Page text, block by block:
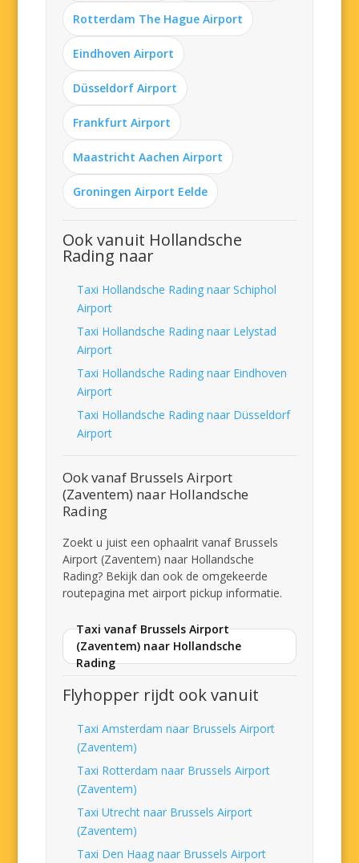
Rotterdam The Hague Airport
Eindhoven Airport
Düsseldorf Airport
Frankfurt Airport
Maastricht Aachen Airport
Groningen Airport Eelde
Ook vanuit Hollandsche
Rading naar
Taxi Hollandsche Rading naar Schiphol
Airport
Taxi Hollandsche Rading naar Lelystad
Airport
Taxi Hollandsche Rading naar Eindhoven
Airport
Taxi Hollandsche Rading naar Düsseldorf
Airport
Ook vanaf Brussels Airport
(Zaventem) naar Hollandsche
Rading
Zoekt u juist een ophaalrit vanaf Brussels
Airport (Zaventem) naar Hollandsche
Rading? Bekijk dan ook de omgekeerde
routepagina met airport pickup informatie.
Taxi vanaf Brussels Airport
(Zaventem) naar Hollandsche
Rading
Flyhopper rijdt ook vanuit
Taxi Amsterdam naar Brussels Airport
(Zaventem)
Taxi Rotterdam naar Brussels Airport
(Zaventem)
Taxi Utrecht naar Brussels Airport
(Zaventem)
Taxi Den Haag naar Brussels Airport